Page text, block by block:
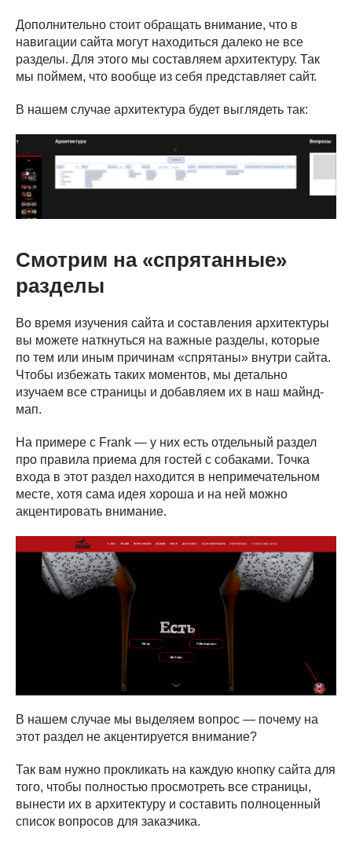
Дополнительно стоит обращать внимание, что в
навигации сайта могут находиться далеко не все
разделы. Для этого мы составляем архитектуру. Так
мы поймем, что вообще из себя представляет сайт.
В нашем случае архитектура будет выглядеть так:
Смотрим на «спрятанные»
разделы
Во время изучения сайта и составления архитектуры
вы можете наткнуться на важные разделы, которые
по тем или иным причинам «спрятаны» внутри сайта.
Чтобы избежать таких моментов, мы детально
изучаем все страницы и добавляем их в наш майнд-
мап.
На примере с Frank — у них есть отдельный раздел
про правила приема для гостей с собаками. Точка
входа в этот раздел находится в непримечательном
месте, хотя сама идея хороша и на ней можно
акцентировать внимание.
В нашем случае мы выделяем вопрос — почему на
этот раздел не акцентируется внимание?
Так вам нужно прокликать на каждую кнопку сайта для
того, чтобы полностью просмотреть все страницы,
вынести их в архитектуру и составить полноценный
список вопросов для заказчика.